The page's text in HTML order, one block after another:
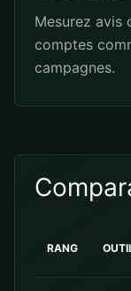
Mesurez avis
comptes
campagnes.
RANG